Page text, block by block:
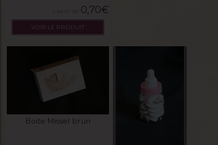
0,70€
VOIR LE PRODUIT
Boite Missel brun